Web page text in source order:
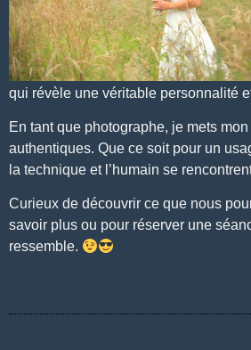
qui révèle une véritable personnalité
En tant que photographe, je mets
authentiques. Que ce soit pour un
la technique et l’humain se
Curieux de découvrir ce que nous
savoir plus ou pour réserver une
ressemble.